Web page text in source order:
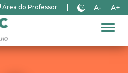
Área do Professor A- A+